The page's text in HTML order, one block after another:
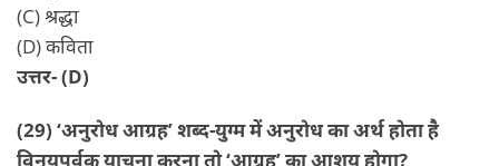
(C) श्रद्धा
(D) कविता
उत्तर- (D)
(29) ‘अनुरोध आग्रह’ शब्द-युग्म में अनुरोध का अर्थ होता है
विनयपूर्वक याचना करना तो ‘आग्रह’ का आशय होगा?